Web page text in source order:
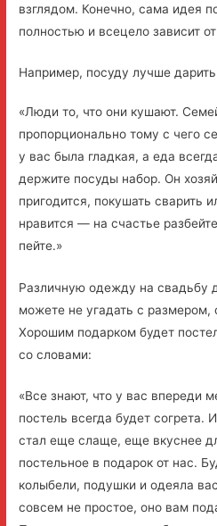
взглядом. Конечно, сама идея
полностью и всецело зависит
Например, посуду лучше
«Люди то, что они кушают.
пропорционально тому с чего
у вас была гладкая, а еда
держите посуды набор. Он
пригодится, покушать сварить
нравится — на счастье
пейте.»
Различную одежду на свадьбу
можете не угадать с
Хорошим подарком будет
со словами:
«Все знают, что у вас впереди
постель всегда будет
стал еще слаще, еще вкуснее
постельное в подарок от нас.
колыбели, подушки и одеяла
совсем не простое, оно вам